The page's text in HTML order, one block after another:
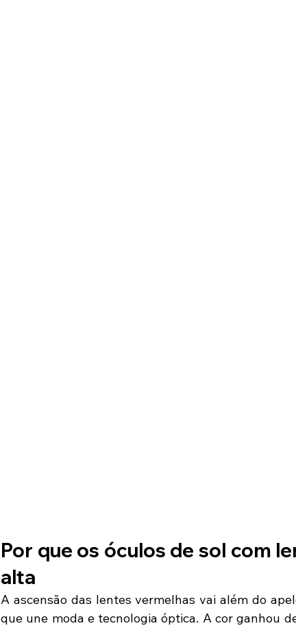
Por que os óculos de sol com
alta
A ascensão das lentes vermelhas vai além do
que une moda e tecnologia óptica. A cor ganhou